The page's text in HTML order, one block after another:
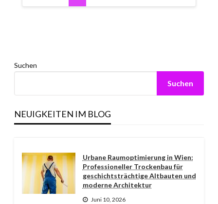
Beiträge
Suchen
Suchen
NEUIGKEITEN IM BLOG
Urbane Raumoptimierung in Wien:
Professioneller Trockenbau für
geschichtsträchtige Altbauten und
moderne Architektur
Juni 10, 2026